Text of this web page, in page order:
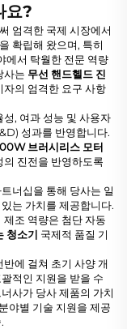
요?
엄격한 국제 시장에서
확립해 왔으며, 특히
에서 탁월한 전문 역량
사는 무선 핸드헬드 진
자의 엄격한 요구 사항
, 여과 성능 및 사용자
성과를 반영합니다.
브러시리스 모터
진전을 반영하도록
너십을 통해 당사는 일
는 가치를 제공합니다.
조 역량은 첨단 자동
청소기 국제적 품질 기
에 걸쳐 초기 사양 개
적인 지원을 받을 수
사가 당사 제품의 가치
야별 기술 지원을 제공